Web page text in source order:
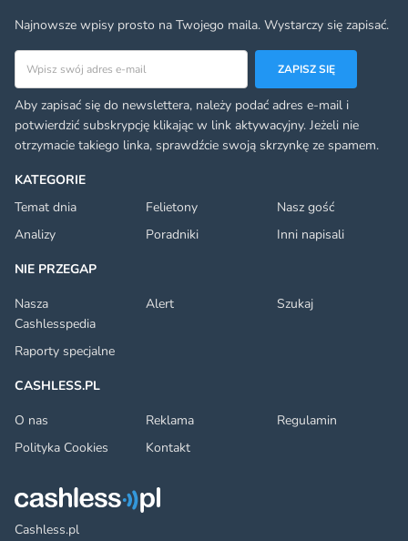
Cashless.pl
KATEGORIE
Temat dnia
Felietony
Nasz gość
Analizy
Poradniki
Inni napisali
NIE PRZEGAP
Nasza
Cashlesspedia
Alert Szukaj
Raporty specjalne
CASHLESS.PL
O nas
Reklama
Regulamin
Polityka Cookies
Kontakt
Najnowsze wpisy prosto na Twojego maila. Wystarczy się zapisać.
Adres email
ZAPISZ SIĘ
Aby zapisać się do newslettera, należy podać adres e-mail i
potwierdzić subskrypcję klikając w link aktywacyjny. Jeżeli nie
otrzymacie takiego linka, sprawdźcie swoją skrzynkę ze spamem.